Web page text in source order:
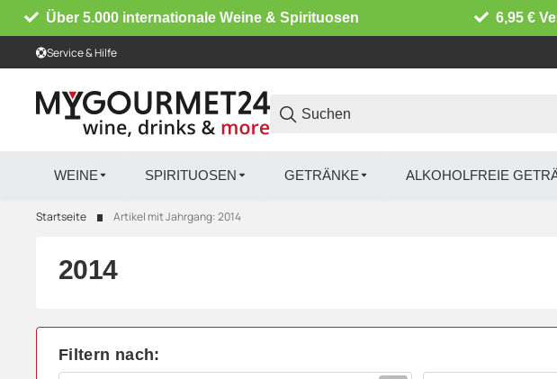
Über 5.000 internationale Weine & Spirituosen 6,95 €
Service & Hilfe
WEINE SPIRITUOSEN GETRÄNKE ALKOHOLFREIE
Startseite Artikel mit Jahrgang: 2014
2014
Filtern nach: